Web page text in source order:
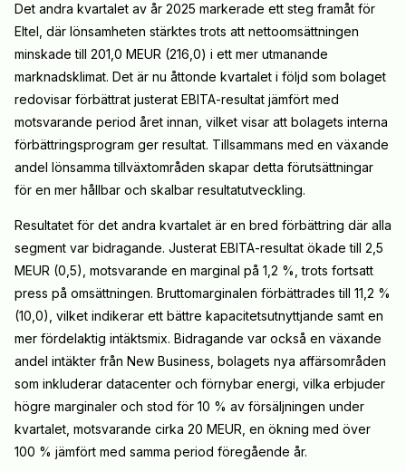
Det andra kvartalet av år 2025 markerade ett steg framåt för
Eltel, där lönsamheten stärktes trots att nettoomsättningen
minskade till 201,0 MEUR (216,0) i ett mer utmanande
marknadsklimat. Det är nu åttonde kvartalet i följd som bolaget
redovisar förbättrat justerat EBITA-resultat jämfört med
motsvarande period året innan, vilket visar att bolagets interna
förbättringsprogram ger resultat. Tillsammans med en växande
andel lönsamma tillväxtområden skapar detta förutsättningar
för en mer hållbar och skalbar resultatutveckling.
Resultatet för det andra kvartalet är en bred förbättring där alla
segment var bidragande. Justerat EBITA-resultat ökade till 2,5
MEUR (0,5), motsvarande en marginal på 1,2 %, trots fortsatt
press på omsättningen. Bruttomarginalen förbättrades till 11,2 %
(10,0), vilket indikerar ett bättre kapacitetsutnyttjande samt en
mer fördelaktig intäktsmix. Bidragande var också en växande
andel intäkter från New Business, bolagets nya affärsområden
som inkluderar datacenter och förnybar energi, vilka erbjuder
högre marginaler och stod för 10 % av försäljningen under
kvartalet, motsvarande cirka 20 MEUR, en ökning med över
100 % jämfört med samma period föregående år.